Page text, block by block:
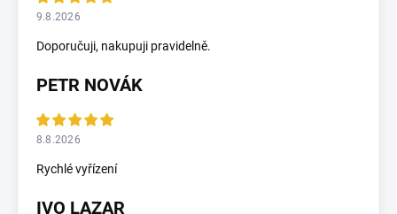
9.8.2026
Doporučuji, nakupuji pravidelně.
PETR NOVÁK
8.8.2026
Rychlé vyřízení
IVO LAZAR